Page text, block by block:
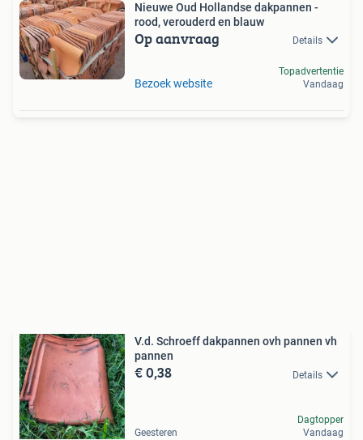
Nieuwe Oud Hollandse dakpannen -
rood, verouderd en blauw
Op aanvraag Details
Bezoek website
Topadvertentie
Vandaag
V.d. Schroeff dakpannen ovh pannen vh
pannen
€ 0,38 Details
Geesteren
Dagtopper
Vandaag